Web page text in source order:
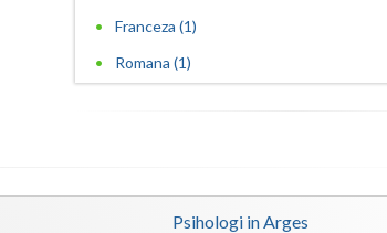
Valcea
Franceza (1)
Romana (1)
Psihologi in Arges